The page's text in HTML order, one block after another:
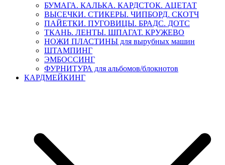
БУМАГА. КАЛЬКА. КАРДСТОК. АЦЕТАТ
ВЫСЕЧКИ. СТИКЕРЫ. ЧИПБОРД. СКОТЧ
ПАЙЕТКИ. ПУГОВИЦЫ. БРАДС. ДОТС
ТКАНЬ. ЛЕНТЫ. ШПАГАТ. КРУЖЕВО
НОЖИ ПЛАСТИНЫ для вырубных машин
ШТАМПИНГ
ЭМБОССИНГ
ФУРНИТУРА для альбомов/блокнотов
КАРДМЕЙКИНГ